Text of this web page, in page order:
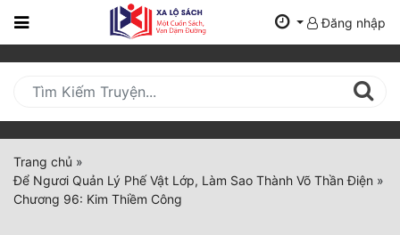
Trang
Mới
Cập
Nhật
(current)
BXH
Đăng nhập
Trang chủ »
Để Ngươi Quản Lý Phế Vật Lớp, Làm Sao Thành Võ Thần Điện »
Chương 96: Kim Thiềm Công